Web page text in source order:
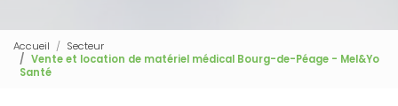
Accueil
Secteur
Vente et location de matériel médical Bourg-de-Péage - Mel&Yo
Santé